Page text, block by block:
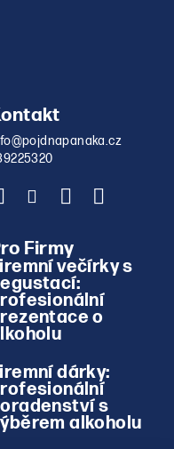
@pojdnapanaka.cz
Firmy
večírky s
o
dárky:
s
alkoholu